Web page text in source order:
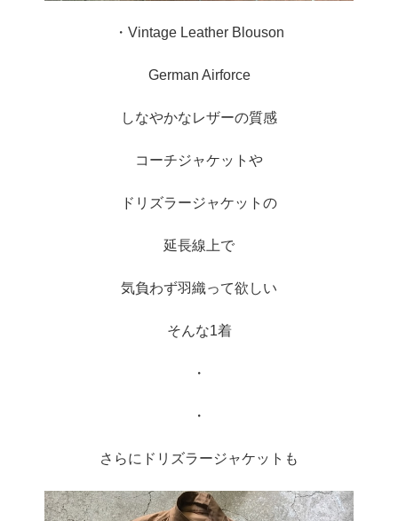
・Vintage Leather Blouson
German Airforce
しなやかなレザーの質感
コーチジャケットや
ドリズラージャケットの
延長線上で
気負わず羽織って欲しい
そんな1着
・
・
さらにドリズラージャケットも